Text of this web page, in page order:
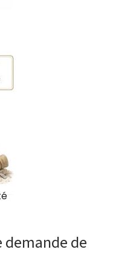
demande de